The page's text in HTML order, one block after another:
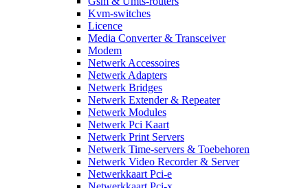
Kvm-switches
Licence
Media Converter & Transceiver
Modem
Netwerk Accessoires
Netwerk Adapters
Netwerk Bridges
Netwerk Extender & Repeater
Netwerk Modules
Netwerk Pci Kaart
Netwerk Print Servers
Netwerk Time-servers & Toebehoren
Netwerk Video Recorder & Server
Netwerkkaart Pci-e